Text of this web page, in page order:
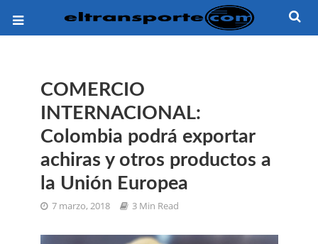
COMERCIO
INTERNACIONAL:
Colombia podrá exportar
achiras y otros productos a
la Unión Europea
7 marzo, 2018 3 Min Read